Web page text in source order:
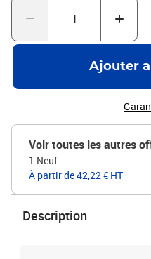
Ajouter
Voir toutes les autres
1 Neuf —
À partir de 42,22 € HT
Description